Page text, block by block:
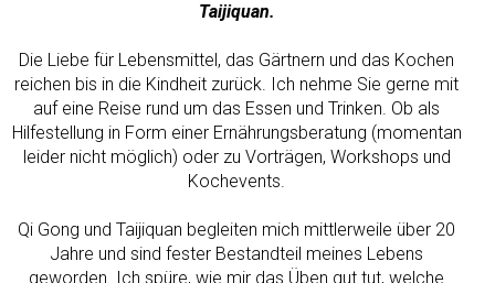
Taijiquan.
Die Liebe für Lebensmittel, das Gärtnern und das Kochen
reichen bis in die Kindheit zurück. Ich nehme Sie gerne mit
auf eine Reise rund um das Essen und Trinken. Ob als
Hilfestellung in Form einer Ernährungsberatung (momentan
leider nicht möglich) oder zu Vorträgen, Workshops und
Kochevents.
Qi Gong und Taijiquan begleiten mich mittlerweile über 20
Jahre und sind fester Bestandteil meines Lebens
geworden. Ich spüre, wie mir das Üben gut tut, welche